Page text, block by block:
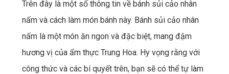
Trên đây là một số thông tin về bánh sủi cảo nhân
nấm và cách làm món bánh này. Bánh sủi cảo nhân
nấm là một món ăn ngon và đặc biệt, mang đậm
hương vị của ẩm thực Trung Hoa. Hy vọng rằng với
công thức và các bí quyết trên, bạn sẽ có thể tự làm